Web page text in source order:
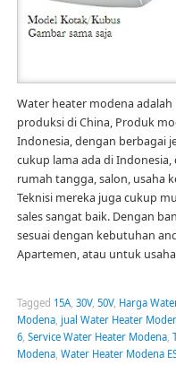
Water heater modena
produksi di China, Produk
Indonesia, dengan berbagai
cukup lama ada di
rumah tangga, salon, usaha
Teknisi mereka juga cukup
sales sangat baik. Dengan
sesuai dengan kebutuhan
Apartemen, atau untuk
Tagged 15A, 30V, 50V, Harga
Modena, jual Water Heater
6, Service Water Heater Modena,
Modena, Water Heater Modena